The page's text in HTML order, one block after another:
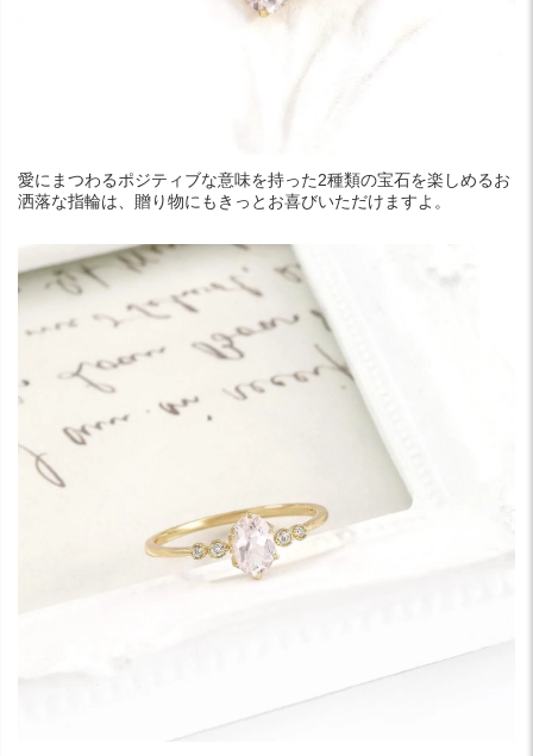
愛にまつわるポジティブな意味を持った2種類の宝石を楽しめるお
洒落な指輪は、贈り物にもきっとお喜びいただけますよ。